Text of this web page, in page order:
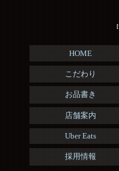
HOME
こだわり
お品書き
店舗案内
Uber Eats
採用情報